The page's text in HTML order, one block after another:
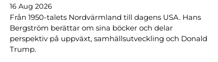
16 Aug 2026
Från 1950-talets Nordvärmland till dagens USA. Hans
Bergström berättar om sina böcker och delar
perspektiv på uppväxt, samhällsutveckling och Donald
Trump.